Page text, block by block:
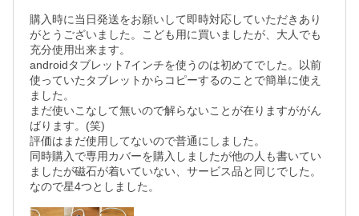
購入時に当日発送をお願いして即時対応していただきあり
がとうございました。こども用に買いましたが、大人でも
充分使用出来ます。
androidタブレット7インチを使うのは初めてでした。以前
使っていたタブレットからコピーするのことで簡単に使え
ました。
まだ使いこなして無いので解らないことが在りますががん
ばります。(笑)
評価はまだ使用してないので普通にしました。
同時購入で専用カバーを購入しましたが他の人も書いてい
ましたが磁石が着いていない、サービス品と同じでした。
なので星4つとしました。